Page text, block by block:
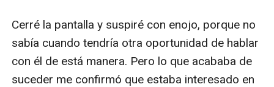
Cerré la pantalla y suspiré con enojo, porque no
sabía cuando tendría otra oportunidad de hablar
con él de está manera. Pero lo que acababa de
suceder me confirmó que estaba interesado en